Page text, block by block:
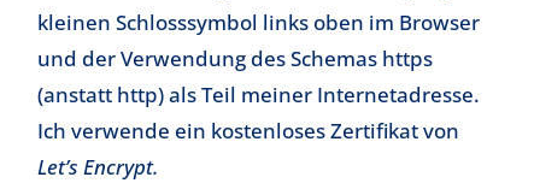
kleinen Schlosssymbol links oben im Browser
und der Verwendung des Schemas https
(anstatt http) als Teil meiner Internetadresse.
Ich verwende ein kostenloses Zertifikat von
Let’s Encrypt.